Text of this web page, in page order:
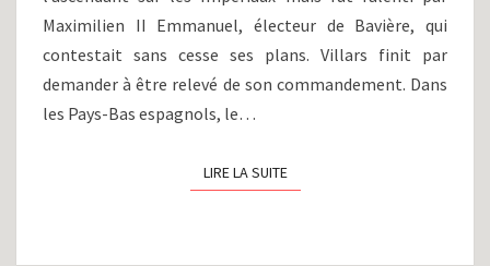
Maximilien II Emmanuel, électeur de Bavière, qui
contestait sans cesse ses plans. Villars finit par
demander à être relevé de son commandement. Dans
les Pays-Bas espagnols, le…
LIRE LA SUITELIRE LA SUITE